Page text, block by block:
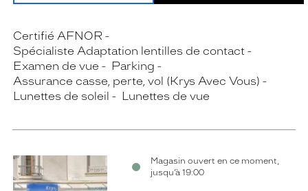
Certifié AFNOR
Spécialiste Adaptation lentilles de contact
Examen de vue
Parking
Assurance casse, perte, vol (Krys Avec Vous)
Lunettes de soleil
Lunettes de vue
Magasin ouvert en ce moment,
jusqu’à 19:00